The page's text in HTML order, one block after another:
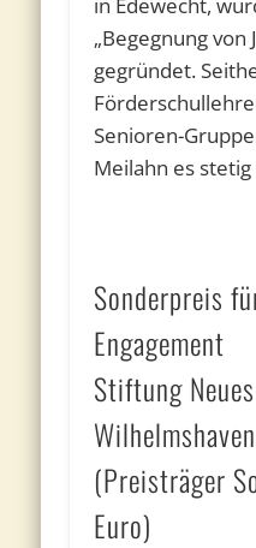
„Begegnung von
gegründet.
Senioren-
Meilahn es
Sonderpreis
Engagement
Stiftung
(Preisträger
Euro)